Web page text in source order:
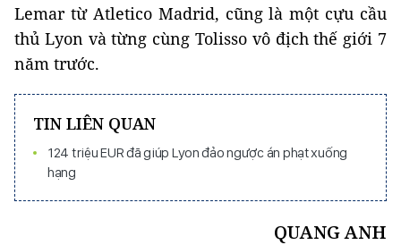
Lemar từ Atletico Madrid, cũng là một cựu cầu
thủ Lyon và từng cùng Tolisso vô địch thế giới 7
năm trước.
TIN LIÊN QUAN
124 triệu EUR đã giúp Lyon đảo ngược án phạt xuống
hạng
QUANG ANH